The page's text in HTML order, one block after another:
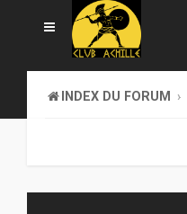
INDEX DU FORUM